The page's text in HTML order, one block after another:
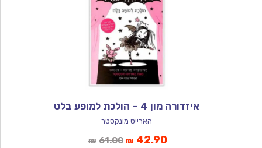
איזדורה מון 4 – הולכת למופע בלט
הארייט מונקסטר
₪ 61.00המחיר
₪ 42.90המחיר